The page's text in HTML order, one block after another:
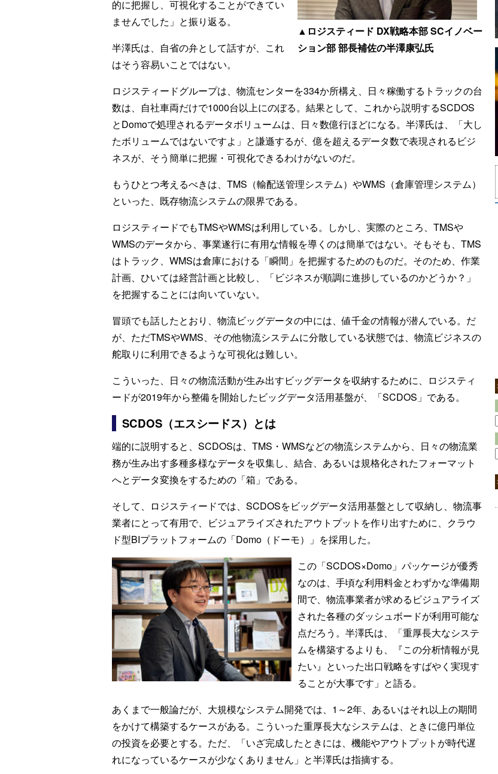
▲ロジスティード DX戦略本部 SCイノベー
ション部 部長補佐の半澤康弘氏
的に把握し、可視化することができてい
ませんでした」と振り返る。
半澤氏は、自省の弁として話すが、これ
はそう容易いことではない。
ロジスティードグループは、物流センターを334か所構え、日々稼働するトラックの台
数は、自社車両だけで1000台以上にのぼる。結果として、これから説明するSCDOS
とDomoで処理されるデータボリュームは、日々数億行ほどになる。半澤氏は、「大し
たボリュームではないですよ」と謙遜するが、億を超えるデータ数で表現されるビジ
ネスが、そう簡単に把握・可視化できるわけがないのだ。
もうひとつ考えるべきは、TMS（輸配送管理システム）やWMS（倉庫管理システム）
といった、既存物流システムの限界である。
ロジスティードでもTMSやWMSは利用している。しかし、実際のところ、TMSや
WMSのデータから、事業遂行に有用な情報を導くのは簡単ではない。そもそも、TMS
はトラック、WMSは倉庫における「瞬間」を把握するためのものだ。そのため、作業
計画、ひいては経営計画と比較し、「ビジネスが順調に進捗しているのかどうか？」
を把握することには向いていない。
冒頭でも話したとおり、物流ビッグデータの中には、値千金の情報が潜んでいる。だ
が、ただTMSやWMS、その他物流システムに分散している状態では、物流ビジネスの
舵取りに利用できるような可視化は難しい。
こういった、日々の物流活動が生み出すビッグデータを収納するために、ロジスティ
ードが2019年から整備を開始したビッグデータ活用基盤が、「SCDOS」である。
SCDOS（エスシードス）とは
端的に説明すると、SCDOSは、TMS・WMSなどの物流システムから、日々の物流業
務が生み出す多種多様なデータを収集し、結合、あるいは規格化されたフォーマット
へとデータ変換をするための「箱」である。
そして、ロジスティードでは、SCDOSをビッグデータ活用基盤として収納し、物流事
業者にとって有用で、ビジュアライズされたアウトプットを作り出すために、クラウ
ド型BIプラットフォームの「Domo（ドーモ）」を採用した。
この「SCDOS×Domo」パッケージが優秀
なのは、手頃な利用料金とわずかな準備期
間で、物流事業者が求めるビジュアライズ
された各種のダッシュボードが利用可能な
点だろう。半澤氏は、「重厚長大なシステ
ムを構築するよりも、『この分析情報が見
たい』といった出口戦略をすばやく実現す
ることが大事です」と語る。
あくまで一般論だが、大規模なシステム開発では、1～2年、あるいはそれ以上の期間
をかけて構築するケースがある。こういった重厚長大なシステムは、ときに億円単位
の投資を必要とする。ただ、「いざ完成したときには、機能やアウトプットが時代遅
れになっているケースが少なくありません」と半澤氏は指摘する。